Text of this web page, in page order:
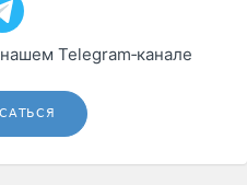
Telegram‑канале